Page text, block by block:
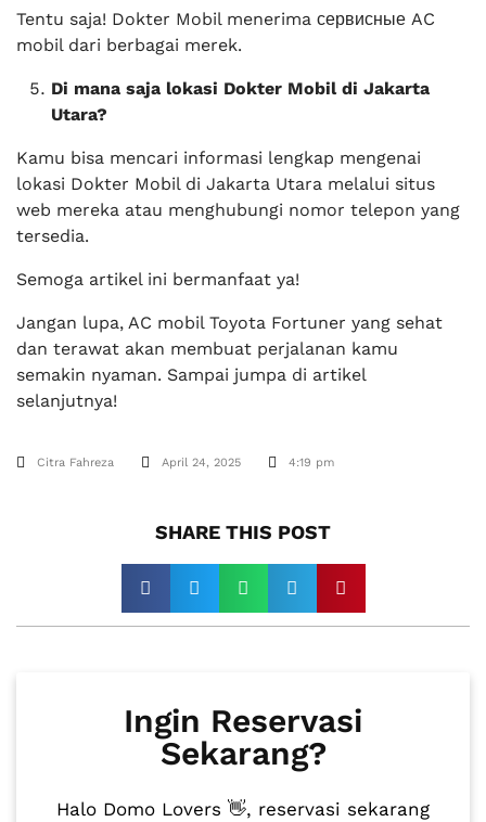
Tentu saja! Dokter Mobil menerima сервисные AC
mobil dari berbagai merek.
Di mana saja lokasi Dokter Mobil di Jakarta
Utara?
Kamu bisa mencari informasi lengkap mengenai
lokasi Dokter Mobil di Jakarta Utara melalui situs
web mereka atau menghubungi nomor telepon yang
tersedia.
Semoga artikel ini bermanfaat ya!
Jangan lupa, AC mobil Toyota Fortuner yang sehat
dan terawat akan membuat perjalanan kamu
semakin nyaman. Sampai jumpa di artikel
selanjutnya!
Citra Fahreza April 24, 2025 4:19 pm
SHARE THIS POST​
Ingin Reservasi
Sekarang?
Halo Domo Lovers 👋, reservasi sekarang